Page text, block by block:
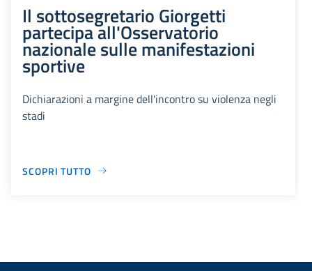
Il sottosegretario Giorgetti
partecipa all'Osservatorio
nazionale sulle manifestazioni
sportive
Dichiarazioni a margine dell'incontro su violenza negli
stadi
SCOPRI TUTTO